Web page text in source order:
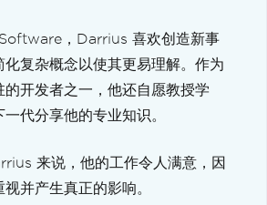
，Darrius 喜欢创造新事
化复杂概念以使其更易理解。作为
的开发者之一，他还自愿教授学
代分享他的专业知识。
来说，他的工作令人满意，因
视并产生真正的影响。